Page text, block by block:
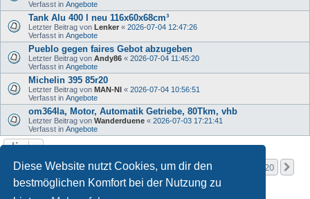
Diese Website nutzt Cookies, um dir den
bestmöglichen Komfort bei der Nutzung zu
Verfasst in Angebote
Tank Alu 400 l neu 116x60x68cm³
Letzter Beitrag von Lenker « 2026-07-04 12:47:26
Verfasst in Angebote
Pueblo gegen faires Gebot abzugeben
Letzter Beitrag von Andy86 « 2026-07-04 11:45:20
Verfasst in Angebote
Michelin 395 85r20
Letzter Beitrag von MAN-NI « 2026-07-04 10:56:51
Verfasst in Angebote
om364la, Motor, Automatik Getriebe, 80Tkm, vhb
Letzter Beitrag von Wanderduene « 2026-07-03 17:21:41
Verfasst in Angebote
Die Suche ergab mehr als 1000 Treffer Seite1von
1 2 3 20